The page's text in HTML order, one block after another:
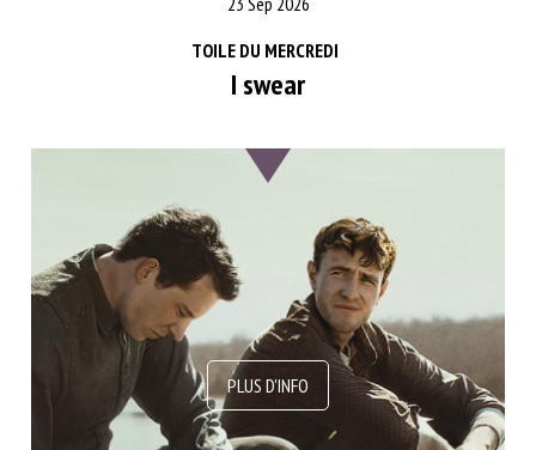
TOILE DU MERCREDI
I swear